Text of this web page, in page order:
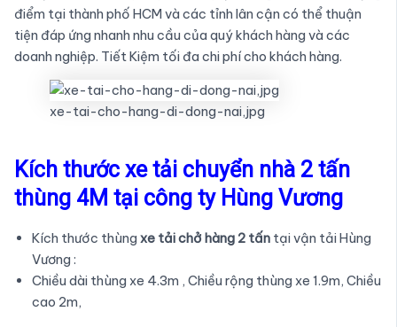
điểm tại thành phố HCM và các tỉnh lân cận có thể thuận
tiện đáp ứng nhanh nhu cầu của quý khách hàng và các
doanh nghiệp. Tiết Kiệm tối đa chi phí cho khách hàng.
xe-tai-cho-hang-di-dong-nai,jpg
Kích thước xe tải chuyển nhà 2 tấn
thùng 4M tại công ty Hùng Vương
Kích thước thùng xe tải chở hàng 2 tấntại vận tải Hùng
Vương :
Chiều dài thùng xe 4.3m , Chiều rộng thùng xe 1.9m, Chiều
cao 2m,